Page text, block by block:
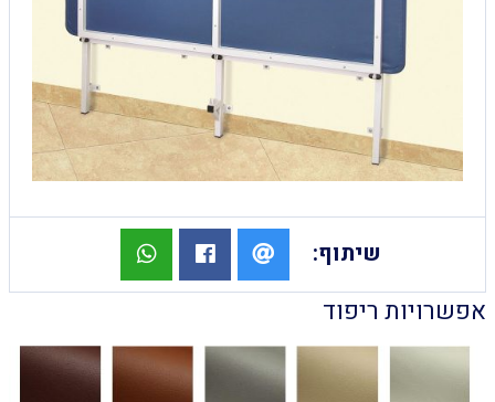
שיתוף:
אפשרויות ריפוד